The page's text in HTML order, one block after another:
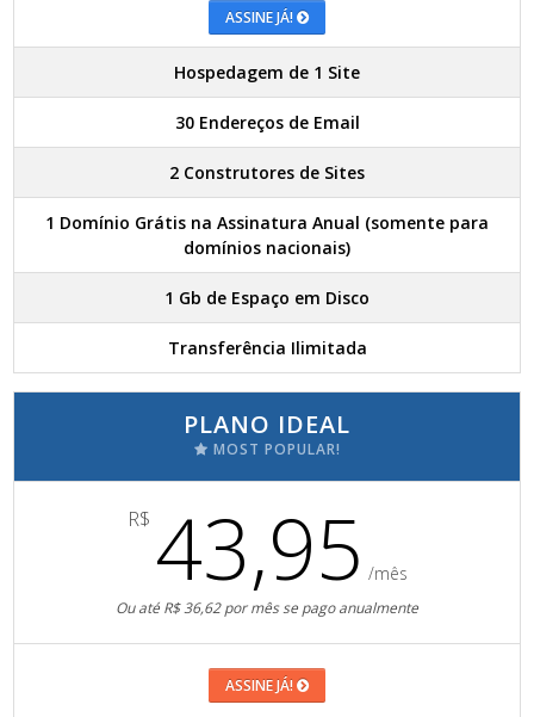
ASSINE JÁ!
Hospedagem de 1 Site
30 Endereços de Email
2 Construtores de Sites
1 Domínio Grátis na Assinatura Anual (somente para
domínios nacionais)
1 Gb de Espaço em Disco
Transferência Ilimitada
PLANO IDEAL
MOST POPULAR!
R$ 43,95 /mês
Ou até R$ 36,62 por mês se pago anualmente
ASSINE JÁ!